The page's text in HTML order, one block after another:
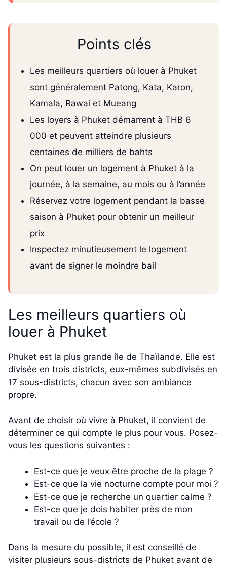
Points clés
Les meilleurs quartiers où louer à Phuket
sont généralement Patong, Kata, Karon,
Kamala, Rawai et Mueang
Les loyers à Phuket démarrent à THB 6
000 et peuvent atteindre plusieurs
centaines de milliers de bahts
On peut louer un logement à Phuket à la
journée, à la semaine, au mois ou à l’année
Réservez votre logement pendant la basse
saison à Phuket pour obtenir un meilleur
prix
Inspectez minutieusement le logement
avant de signer le moindre bail
Les meilleurs quartiers où
louer à Phuket
Phuket est la plus grande île de Thaïlande. Elle est
divisée en trois districts, eux-mêmes subdivisés en
17 sous-districts, chacun avec son ambiance
propre.
Avant de choisir où vivre à Phuket, il convient de
déterminer ce qui compte le plus pour vous. Posez-
vous les questions suivantes :
Est-ce que je veux être proche de la plage ?
Est-ce que la vie nocturne compte pour moi ?
Est-ce que je recherche un quartier calme ?
Est-ce que je dois habiter près de mon
travail ou de l’école ?
Dans la mesure du possible, il est conseillé de
visiter plusieurs sous-districts de Phuket avant de